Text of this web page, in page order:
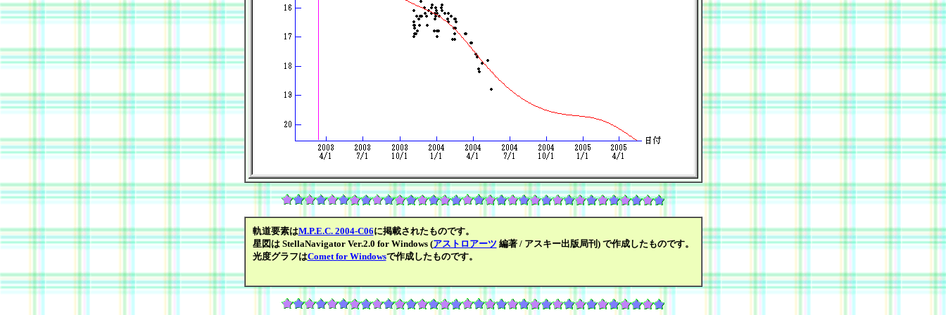
軌道要素はM.P.E.C. 2004-C06に掲載されたものです。
星図は StellaNavigator Ver.2.0 for Windows (アストロアーツ 編著 / アスキー出版局刊) で作成したものです。
光度グラフはComet for Windowsで作成したものです。